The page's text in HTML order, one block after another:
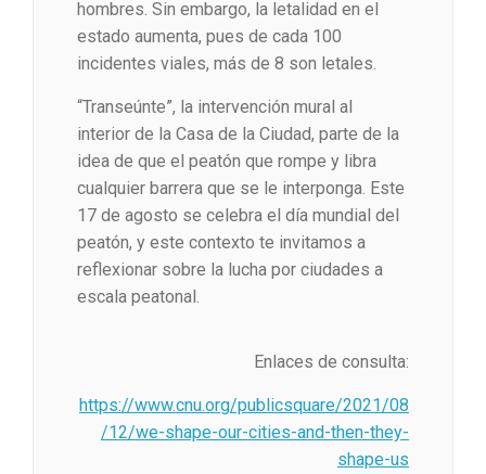
hombres. Sin embargo, la letalidad en el
estado aumenta, pues de cada 100
incidentes viales, más de 8 son letales.
“Transeúnte”, la intervención mural al
interior de la Casa de la Ciudad, parte de la
idea de que el peatón que rompe y libra
cualquier barrera que se le interponga. Este
17 de agosto se celebra el día mundial del
peatón, y este contexto te invitamos a
reflexionar sobre la lucha por ciudades a
escala peatonal.
Enlaces de consulta:
https://www.cnu.org/publicsquare/2021/08
/12/we-shape-our-cities-and-then-they-
shape-us